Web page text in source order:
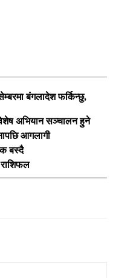
बंगलादेश फर्किन्छु,
अभियान सञ्चालन हुने
आगलागी
बस्दै